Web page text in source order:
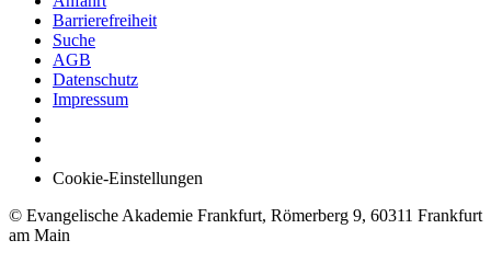
Barrierefreiheit
Suche
AGB
Datenschutz
Impressum
Cookie-Einstellungen
© Evangelische Akademie Frankfurt, Römerberg 9, 60311 Frankfurt
am Main